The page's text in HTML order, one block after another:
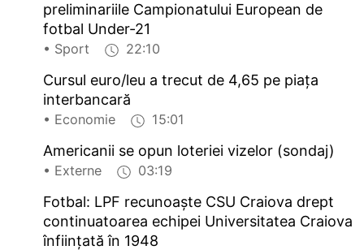
preliminariile Campionatului European de
fotbal Under-21
• Sport 22:10
Cursul euro/leu a trecut de 4,65 pe piața
interbancară
• Economie 15:01
Americanii se opun loteriei vizelor (sondaj)
• Externe 03:19
Fotbal: LPF recunoaște CSU Craiova drept
continuatoarea echipei Universitatea Craiova
înființată în 1948